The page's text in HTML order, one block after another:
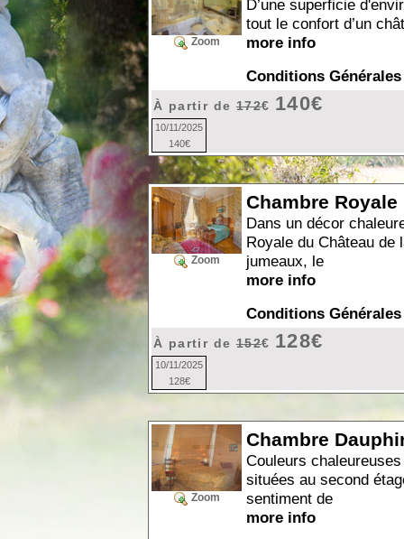
Zoom
D’une superficie
tout le confort d’un
more info
Conditions Générales
À partir de172€ 140€
10/11/2025
140€
Zoom
Chambre Royale
Dans un décor
Royale du Château de
jumeaux, le
more info
Conditions Générales
À partir de152€ 128€
10/11/2025
128€
Zoom
Chambre
Couleurs
situées au second
sentiment de
more info